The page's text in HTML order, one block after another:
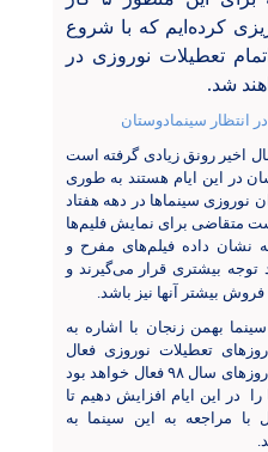
کرده‌ایم که با شروع
تعطیلات نوروزی در
شد.
انتظار سینمادوستان
اخیر رونق زیادی گرفته است
در این ایام هستند به طوری
نوروزی سینما‌ها در دهه هفتاد
متقاضی برای نمایش فلیم‌ها
نشان داده فیلم‌های مفرح و
توجه بیشتری قرار می‌گیرند و
بیشتر آنها نیز باشد.
بهمن زنجان با اشاره به
تعطیلات نوروزی فعال
است، گفت: این سینما از اولین روزهای سال ۹۸ فعال خواهد بود
در این ایام افزایش دهیم تا
با مراجعه به این سینما به